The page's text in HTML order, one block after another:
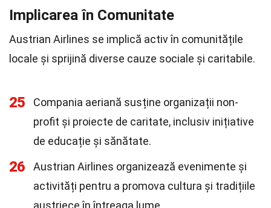
Implicarea în Comunitate
Austrian Airlines se implică activ în comunitățile
locale și sprijină diverse cauze sociale și caritabile.
25
Compania aeriană susține organizații non-
profit și proiecte de caritate, inclusiv inițiative
de educație și sănătate.
26
Austrian Airlines organizează evenimente și
activități pentru a promova cultura și tradițiile
austriece în întreaga lume.